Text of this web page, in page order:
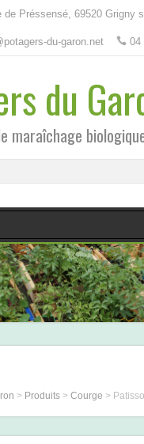
de Préssensé, 69520 Grigny
du-garon.net 04
du
maraîchage
> Produits >Courge >